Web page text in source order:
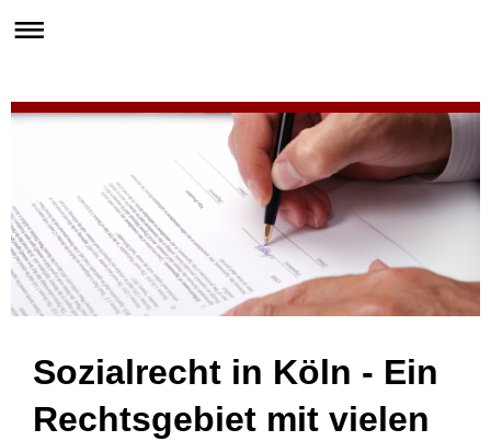
Sozialrecht in Köln - Ein
Rechtsgebiet mit vielen